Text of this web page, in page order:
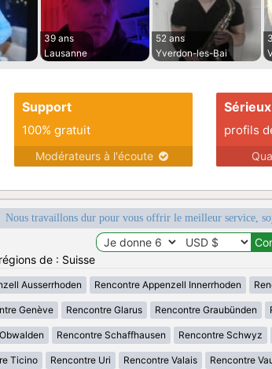
39 ans
Lausanne
52 ans
Yverdon-les-Bai
Support
100% gratuit
Modérateurs à l'écoute
Sérieux
profils
Nous travaillons dur pour vous offrir le meilleur service,
de : Suisse
Ausserrhoden Rencontre Appenzell Innerrhoden
Genève Rencontre Glarus Rencontre Graubünden
Rencontre Schaffhausen Rencontre Schwyz
Ticino Rencontre Uri Rencontre Valais Rencontre